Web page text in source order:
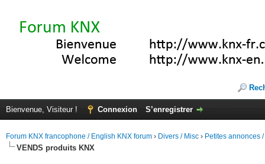
Bienvenue, Visiteur ! Connexion S’enregistrer
Forum KNX francophone / English KNX forum › Divers / Misc › Petites annonces
VENDS produits KNX